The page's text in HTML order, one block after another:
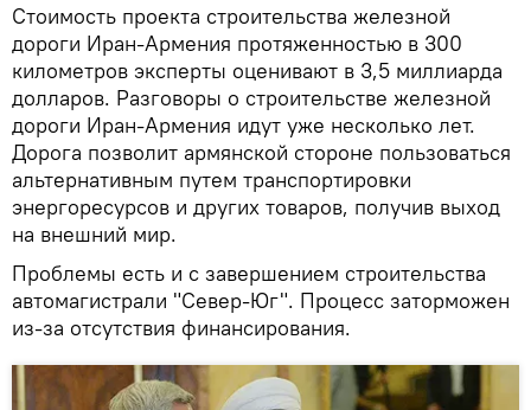
Стоимость проекта строительства железной
дороги Иран-Армения протяженностью в 300
километров эксперты оценивают в 3,5 миллиарда
долларов. Разговоры о строительстве железной
дороги Иран-Армения идут уже несколько лет.
Дорога позволит армянской стороне пользоваться
альтернативным путем транспортировки
энергоресурсов и других товаров, получив выход
на внешний мир.
Проблемы есть и с завершением строительства
автомагистрали "Север-Юг". Процесс заторможен
из-за отсутствия финансирования.